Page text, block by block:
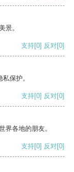
景。
支持[0] 反对[0]
保护。
支持[0] 反对[0]
界各地的朋友。
支持[0] 反对[0]